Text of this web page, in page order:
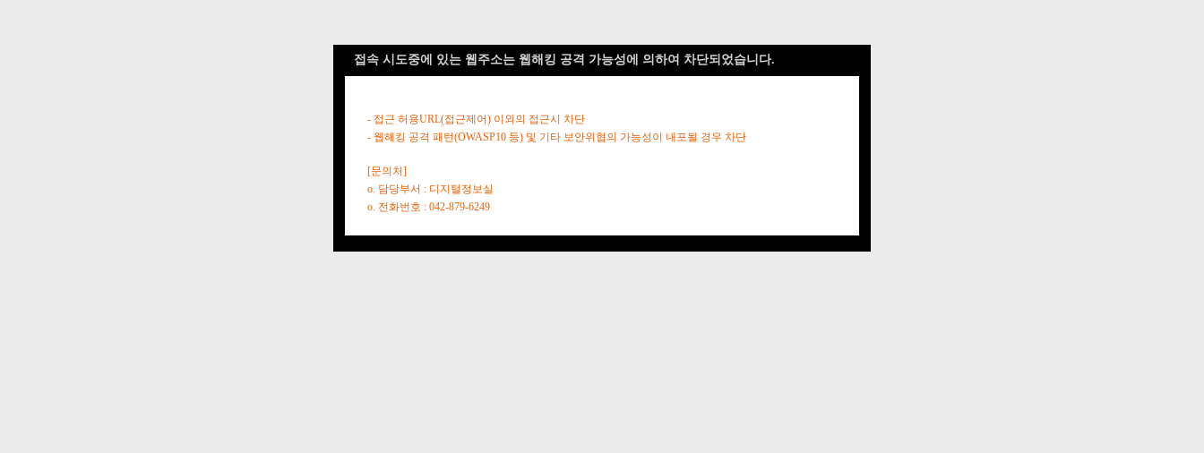
접속 시도중에 있는 웹주소는 웹해킹 공격 가능성에 의하여 차단되었습니다.
- 접근 허용URL(접근제어) 이외의 접근시 차단
- 웹해킹 공격 패턴(OWASP10 등) 및 기타 보안위협의 가능성이 내포될 경우 차단
[문의처]
o. 담당부서 : 디지털정보실
o. 전화번호 : 042-879-6249